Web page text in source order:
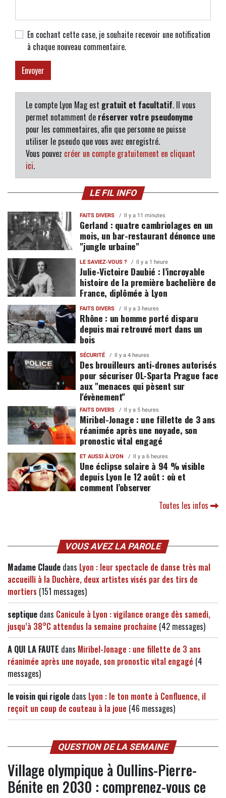
En cochant cette case, je souhaite recevoir une notification
à chaque nouveau commentaire.
Le compte Lyon Mag est gratuit et facultatif. Il vous
permet notamment de réserver votre pseudonyme
pour les commentaires, afin que personne ne puisse
utiliser le pseudo que vous avez enregistré.
Vous pouvez créer un compte gratuitement en cliquant
ici.
LE FIL INFO
FAITS DIVERS Il y a 11 minutes
Gerland : quatre cambriolages en un
mois, un bar-restaurant dénonce une
"jungle urbaine"
LE SAVIEZ-VOUS ? Il y a 1 heure
Julie-Victoire Daubié : l’incroyable
histoire de la première bachelière de
France, diplômée à Lyon
FAITS DIVERS Il y a 3 heures
Rhône : un homme porté disparu
depuis mai retrouvé mort dans un
bois
SÉCURITÉ Il y a 4 heures
Des brouilleurs anti-drones autorisés
pour sécuriser OL-Sparta Prague face
aux "menaces qui pèsent sur
l'évènement"
FAITS DIVERS Il y a 5 heures
Miribel-Jonage : une fillette de 3 ans
réanimée après une noyade, son
pronostic vital engagé
ET AUSSI À LYON Il y a 6 heures
Une éclipse solaire à 94 % visible
depuis Lyon le 12 août : où et
comment l’observer
Toutes les infos
VOUS AVEZ LA PAROLE
Madame Claude dans Lyon : leur spectacle de danse très mal
accueilli à la Duchère, deux artistes visés par des tirs de
mortiers (151 messages)
septique dans Canicule à Lyon : vigilance orange dès samedi,
jusqu’à 38°C attendus la semaine prochaine (42 messages)
A QUI LA FAUTE dans Miribel-Jonage : une fillette de 3 ans
réanimée après une noyade, son pronostic vital engagé (4
messages)
le voisin qui rigole dans Lyon : le ton monte à Confluence, il
reçoit un coup de couteau à la joue (46 messages)
QUESTION DE LA SEMAINE
Village olympique à Oullins-Pierre-
Bénite en 2030 : comprenez-vous ce